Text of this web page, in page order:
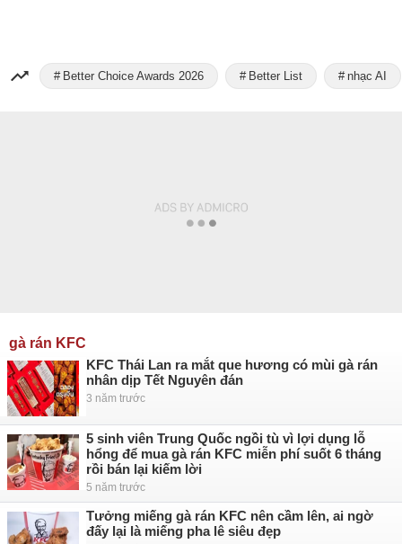
Better Choice Awards 2026 Better List nhạc AI
gà rán KFC
KFC Thái Lan ra mắt que hương có mùi gà rán
nhân dịp Tết Nguyên đán
3 năm trước
5 sinh viên Trung Quốc ngồi tù vì lợi dụng lỗ
hổng để mua gà rán KFC miễn phí suốt 6 tháng
rồi bán lại kiếm lời
5 năm trước
Tưởng miếng gà rán KFC nên cầm lên, ai ngờ
đấy lại là miếng pha lê siêu đẹp